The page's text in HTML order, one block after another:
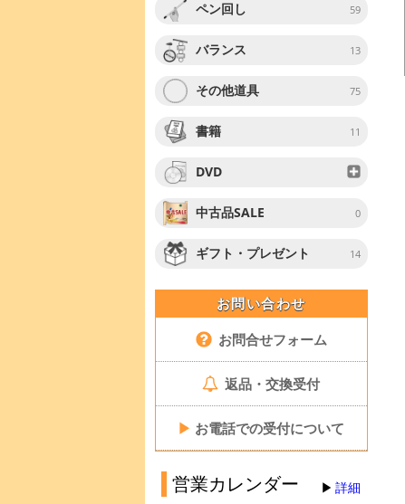
ペン回し 59
バランス 13
その他道具 75
書籍 11
DVD
中古品SALE 0
ギフト・プレゼント 14
お問い合わせ
お問合せフォーム
返品・交換受付
▶ お電話での受付について
営業カレンダー 詳細